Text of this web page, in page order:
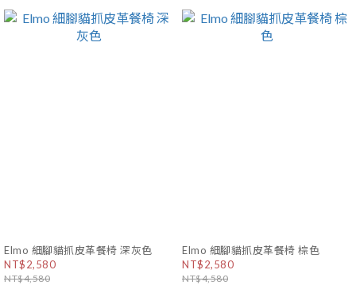
Elmo 細腳貓抓皮革餐椅 深灰色
NT$2,580
NT$4,580
Elmo 細腳貓抓皮革餐椅 棕色
NT$2,580
NT$4,580